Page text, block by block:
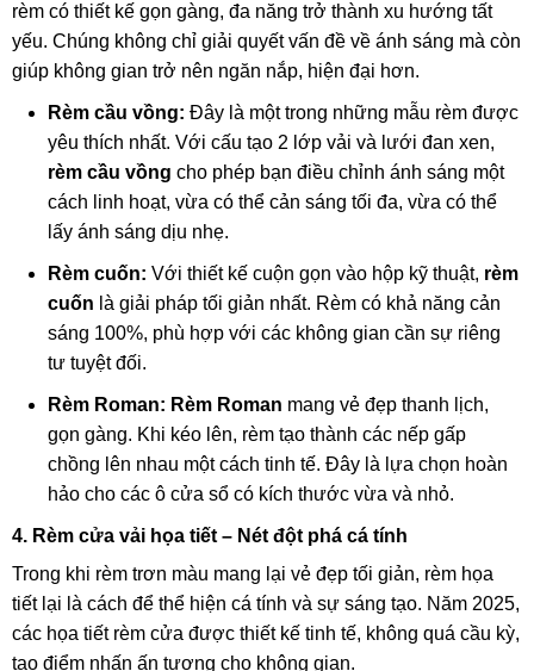
rèm có thiết kế gọn gàng, đa năng trở thành xu hướng tất
yếu. Chúng không chỉ giải quyết vấn đề về ánh sáng mà còn
giúp không gian trở nên ngăn nắp, hiện đại hơn.
Rèm cầu vồng: Đây là một trong những mẫu rèm được
yêu thích nhất. Với cấu tạo 2 lớp vải và lưới đan xen,
rèm cầu vồng cho phép bạn điều chỉnh ánh sáng một
cách linh hoạt, vừa có thể cản sáng tối đa, vừa có thể
lấy ánh sáng dịu nhẹ.
Rèm cuốn: Với thiết kế cuộn gọn vào hộp kỹ thuật, rèm
cuốn là giải pháp tối giản nhất. Rèm có khả năng cản
sáng 100%, phù hợp với các không gian cần sự riêng
tư tuyệt đối.
Rèm Roman: Rèm Roman mang vẻ đẹp thanh lịch,
gọn gàng. Khi kéo lên, rèm tạo thành các nếp gấp
chồng lên nhau một cách tinh tế. Đây là lựa chọn hoàn
hảo cho các ô cửa sổ có kích thước vừa và nhỏ.
4. Rèm cửa vải họa tiết – Nét đột phá cá tính
Trong khi rèm trơn màu mang lại vẻ đẹp tối giản, rèm họa
tiết lại là cách để thể hiện cá tính và sự sáng tạo. Năm 2025,
các họa tiết rèm cửa được thiết kế tinh tế, không quá cầu kỳ,
tạo điểm nhấn ấn tượng cho không gian.